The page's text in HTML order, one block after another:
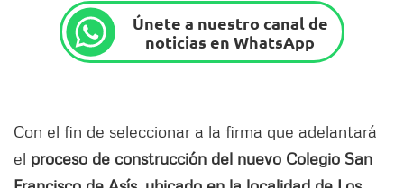
Únete a nuestro canal de
noticias en WhatsApp
Con el fin de seleccionar a la firma que adelantará
el proceso de construcción del nuevo Colegio San